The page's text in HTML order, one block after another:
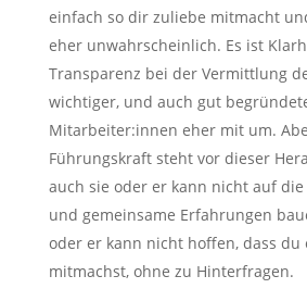
einfach so dir zuliebe mitmacht
eher unwahrscheinlich. Es ist
Transparenz bei der Vermittlung
wichtiger, und auch gut
Mitarbeiter:innen eher mit um.
Führungskraft steht vor dieser
auch sie oder er kann nicht auf
und gemeinsame Erfahrungen
oder er kann nicht hoffen, dass
mitmachst, ohne zu Hinterfragen.